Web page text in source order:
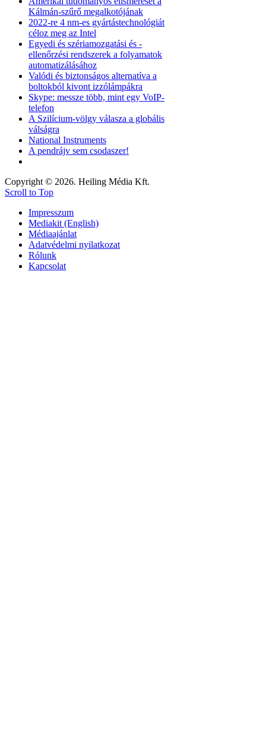
Kálmán-szűrő megalkotójának
2022-re 4 nm-es gyártástechnológiát
céloz meg az Intel
Egyedi és szériamozgatási és -
ellenőrzési rendszerek a folyamatok
automatizálásához
Valódi és biztonságos alternatíva a
boltokból kivont izzólámpákra
Skype: messze több, mint egy VoIP-
telefon
A Szilícium-völgy válasza a globális
válságra
National Instruments
A pendrájv sem csodaszer!
Copyright © 2026. Heiling Média Kft.
Scroll to Top
Impresszum
Mediakit (English)
Médiaajánlat
Adatvédelmi nyilatkozat
Rólunk
Kapcsolat